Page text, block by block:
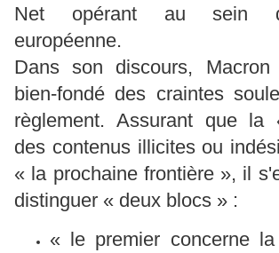
Net opérant au sein
européenne.
Dans son discours,
bien-fondé des craintes
règlement. Assurant que la
des contenus illicites ou
« la prochaine frontière », il
distinguer « deux blocs » :
« le premier concerne